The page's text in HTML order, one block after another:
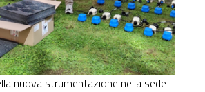
nuova strumentazione nella sede